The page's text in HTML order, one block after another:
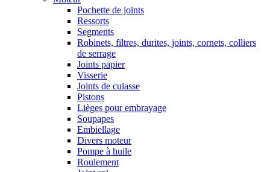
Pochette de joints
Ressorts
Segments
Robinets, filtres, durites, joints, cornets, colliers
de serrage
Joints papier
Visserie
Joints de culasse
Pistons
Lièges pour embrayage
Soupapes
Embiellage
Divers moteur
Pompe à huile
Roulement